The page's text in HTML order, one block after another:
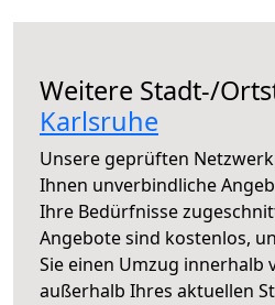
Weitere Stadt-/
Karlsruhe
Unsere geprüften
Ihnen unverbindliche
Ihre Bedürfnisse
Angebote sind kostenlos,
Sie einen Umzug innerhalb
außerhalb Ihres aktuellen